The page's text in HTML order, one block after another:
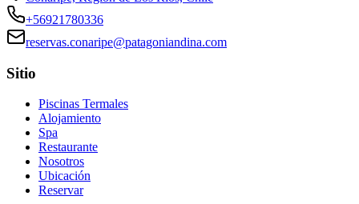
+56921780336
reservas.conaripe@patagoniandina.com
Sitio
Piscinas Termales
Alojamiento
Spa
Restaurante
Nosotros
Ubicación
Reservar